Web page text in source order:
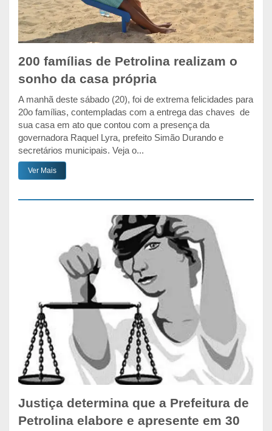
200 famílias de Petrolina realizam o
sonho da casa própria
A manhã deste sábado (20), foi de extrema felicidades para
20o famílias, contempladas com a entrega das chaves de
sua casa em ato que contou com a presença da
governadora Raquel Lyra, prefeito Simão Durando e
secretários municipais. Veja o...
Ver Mais
Justiça determina que a Prefeitura de
Petrolina elabore e apresente em 30